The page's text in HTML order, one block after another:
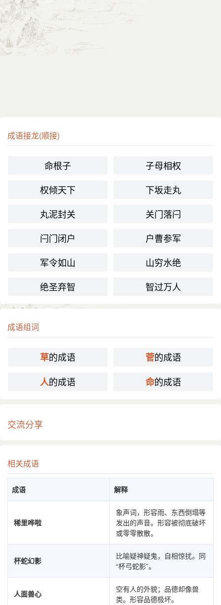
成语接龙(顺接)
命根子
子母相权
权倾天下
下坂走丸
丸泥封关
关门落闩
闩门闭户
户曹参军
军令如山
山穷水绝
绝圣弃智
智过万人
成语组词
草的成语 菅的成语
人的成语 命的成语
交流分享
相关成语
成语 解释
稀里哗啦
象声词，形容雨、东西倒塌等
发出的声音。形容被彻底破坏
或零零散散。
杯蛇幻影
比喻疑神疑鬼，自相惊扰。同
“杯弓蛇影”。
人面兽心
空有人的外貌；品德却像兽
类。形容品德极坏。